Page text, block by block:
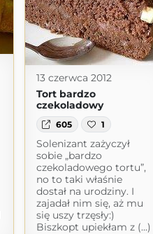
13 czerwca 2012
Tort bardzo
czekoladowy
605 1
Solenizant zażyczył
sobie „bardzo
czekoladowego tortu”,
no to taki właśnie
dostał na urodziny. I
zajadał nim się, aż mu
się uszy trzęsły:)
Biszkopt upiekłam z (...)